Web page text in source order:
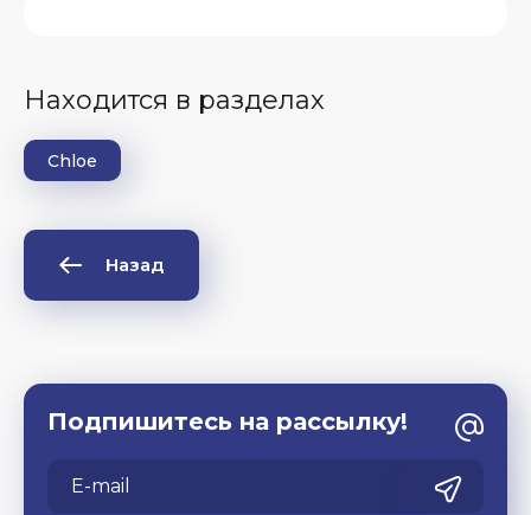
Находится в разделах
Chloe
Назад
Подпишитесь на рассылку!